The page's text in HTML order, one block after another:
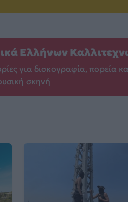
Ελλήνων
για δισκογραφία, πορεία
σκηνή